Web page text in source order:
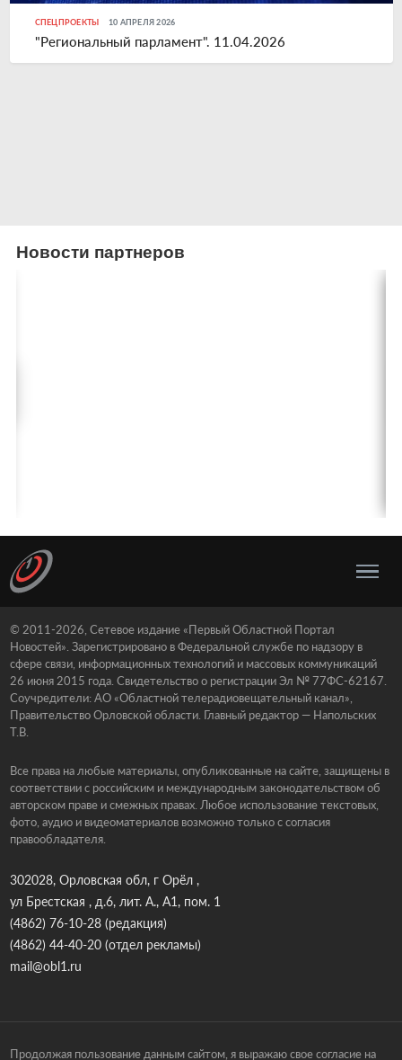
СПЕЦПРОЕКТЫ 10 АПРЕЛЯ 2026
"Региональный парламент". 11.04.2026
Новости партнеров
© 2011-2026, Сетевое издание «Первый Областной Портал
Новостей». Зарегистрировано в Федеральной службе по надзору в
сфере связи, информационных технологий и массовых коммуникаций
26 июня 2015 года. Свидетельство о регистрации Эл № 77ФС-62167.
Соучредители: АО «Областной телерадиовещательный канал»,
Правительство Орловской области. Главный редактор — Напольских
Т.В.
Все права на любые материалы, опубликованные на сайте, защищены в
соответствии с российским и международным законодательством об
авторском праве и смежных правах. Любое использование текстовых,
фото, аудио и видеоматериалов возможно только с согласия
правообладателя.
302028, Орловская обл, г Орёл ,
ул Брестская , д.6, лит. А., А1, пом. 1
(4862) 76-10-28(редакция)
(4862) 44-40-20(отдел рекламы)
mail@obl1.ru
Продолжая пользование данным сайтом, я выражаю свое согласие на